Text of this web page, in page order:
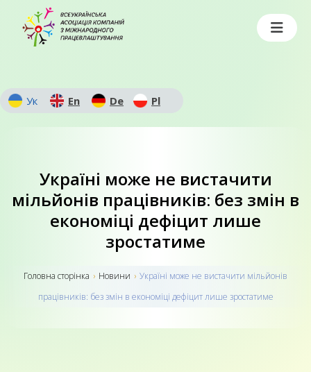
Ук En De Pl
Україні може не вистачити
мільйонів працівників: без змін в
економіці дефіцит лише
зростатиме
Головна сторiнка › Новини › Україні може не вистачити мільйонів
працівників: без змін в економіці дефіцит лише зростатиме